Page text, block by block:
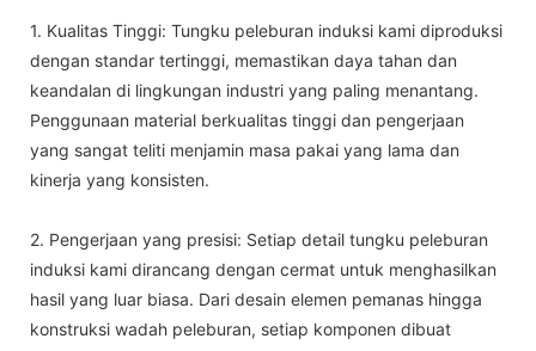
1. Kualitas Tinggi: Tungku peleburan induksi kami diproduksi
dengan standar tertinggi, memastikan daya tahan dan
keandalan di lingkungan industri yang paling menantang.
Penggunaan material berkualitas tinggi dan pengerjaan
yang sangat teliti menjamin masa pakai yang lama dan
kinerja yang konsisten.
2. Pengerjaan yang presisi: Setiap detail tungku peleburan
induksi kami dirancang dengan cermat untuk menghasilkan
hasil yang luar biasa. Dari desain elemen pemanas hingga
konstruksi wadah peleburan, setiap komponen dibuat